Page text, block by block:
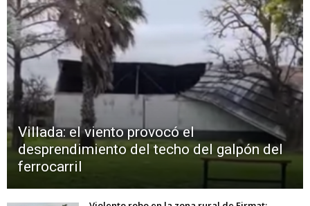
Villada: el viento provocó el
desprendimiento del techo del galpón del
ferrocarril